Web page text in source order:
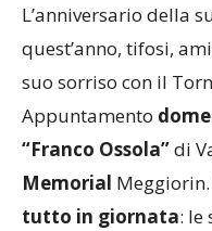
L’anniversario della
quest’anno, tifosi,
suo sorriso con il
Appuntamento
“Franco Ossola”di
Memorial Meggiorin.
tutto in giornata: le